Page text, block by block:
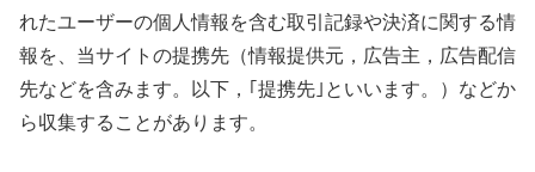
れたユーザーの個人情報を含む取引記録や決済に関する情
報を、当サイトの提携先（情報提供元，広告主，広告配信
先などを含みます。以下，｢提携先｣といいます。）などか
ら収集することがあります。